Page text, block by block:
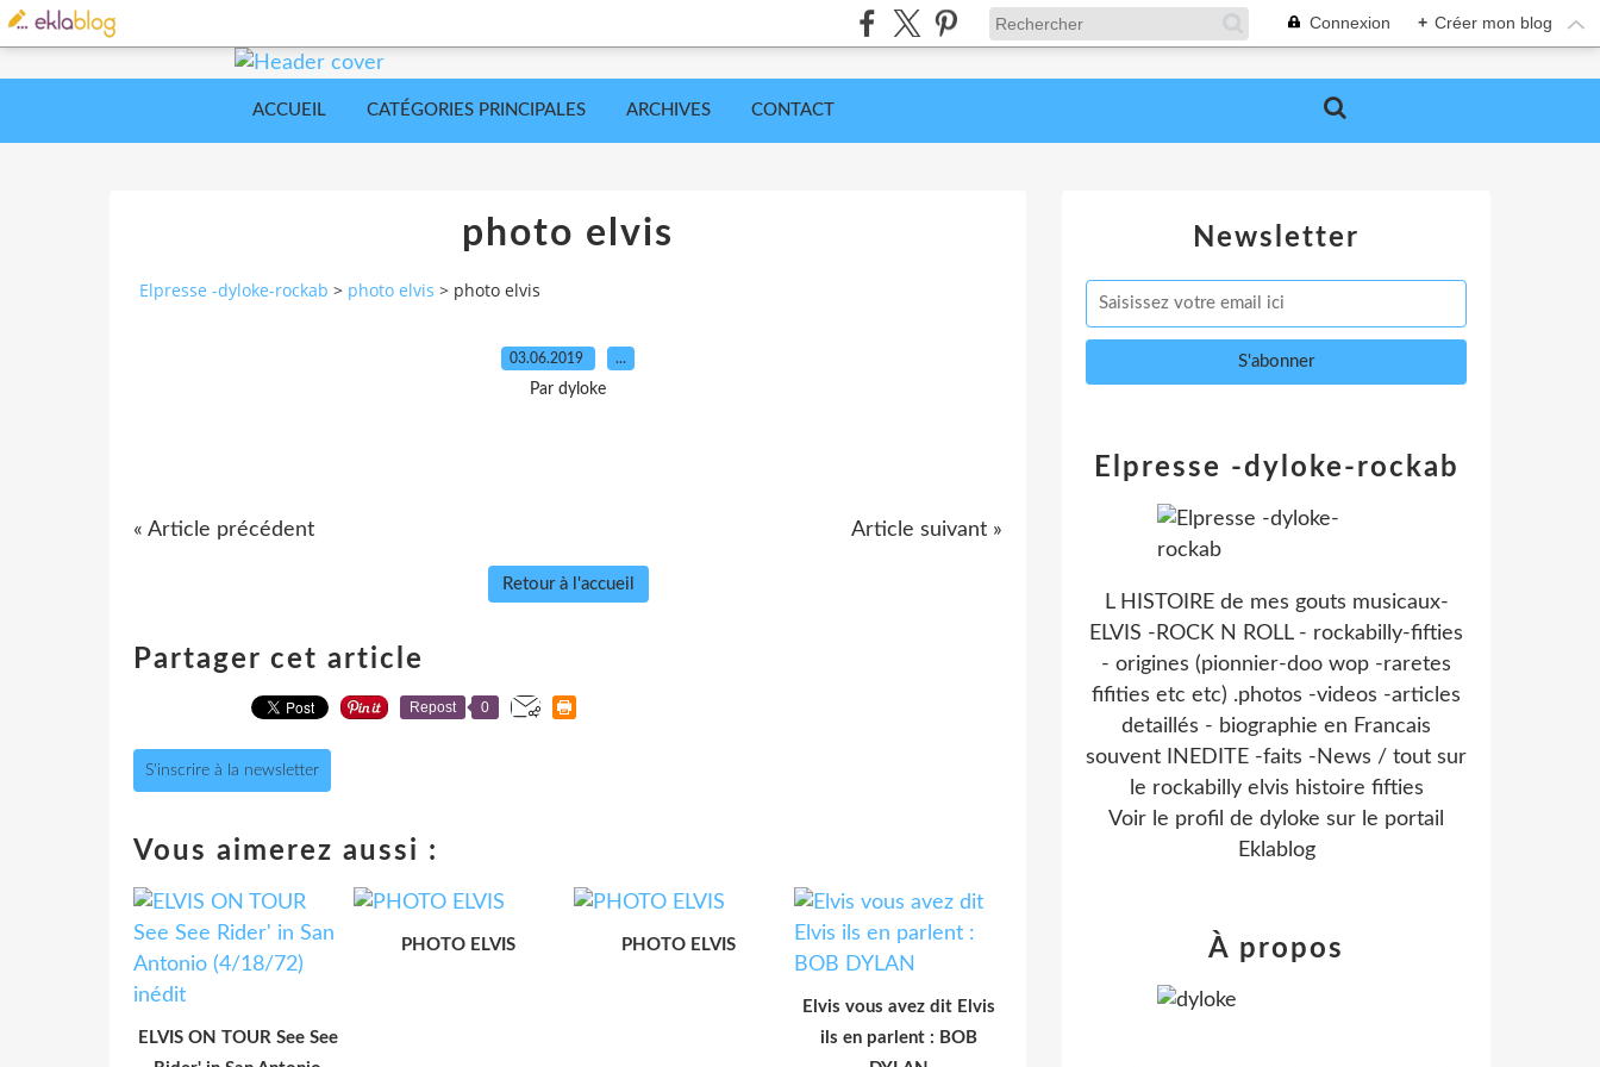
Connexion + Créer mon blog
ACCUEIL CATÉGORIES PRINCIPALES ARCHIVES CONTACT
photo elvis
Elpresse -dyloke-rockab > photo elvis > photo elvis
03.06.2019 …
Par dyloke
« Article précédent Article suivant »
Retour à l'accueil
Partager cet article
Repost 0
S'inscrire à la newsletter
Vous aimerez aussi :
ELVIS ON TOUR See See
PHOTO ELVIS PHOTO ELVIS
Elvis vous avez dit Elvis
ils en parlent : BOB
Newsletter
Elpresse -dyloke-rockab
L HISTOIRE de mes gouts musicaux-
ELVIS -ROCK N ROLL - rockabilly-fifties
- origines (pionnier-doo wop -raretes
fifities etc etc) .photos -videos -articles
detaillés - biographie en Francais
souvent INEDITE -faits -News / tout sur
le rockabilly elvis histoire fifties
Voir le profil de dyloke sur le portail
Eklablog
À propos